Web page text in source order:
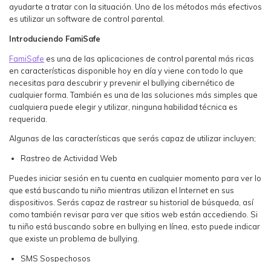
ayudarte a tratar con la situación. Uno de los métodos más efectivos
es utilizar un software de control parental.
Introduciendo FamiSafe
FamiSafe es una de las aplicaciones de control parental más ricas
en características disponible hoy en día y viene con todo lo que
necesitas para descubrir y prevenir el bullying cibernético de
cualquier forma. También es una de las soluciones más simples que
cualquiera puede elegir y utilizar, ninguna habilidad técnica es
requerida.
Algunas de las características que serás capaz de utilizar incluyen;
Rastreo de Actividad Web
Puedes iniciar sesión en tu cuenta en cualquier momento para ver lo
que está buscando tu niño mientras utilizan el Internet en sus
dispositivos. Serás capaz de rastrear su historial de búsqueda, así
como también revisar para ver que sitios web están accediendo. Si
tu niño está buscando sobre en bullying en línea, esto puede indicar
que existe un problema de bullying.
SMS Sospechosos